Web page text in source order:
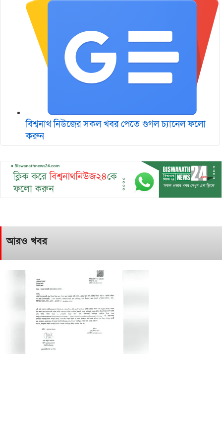
বিশ্বনাথ নিউজের সকল খবর পেতে গুগল চ‌্যানেল ফলো
করুন
আরও খবর